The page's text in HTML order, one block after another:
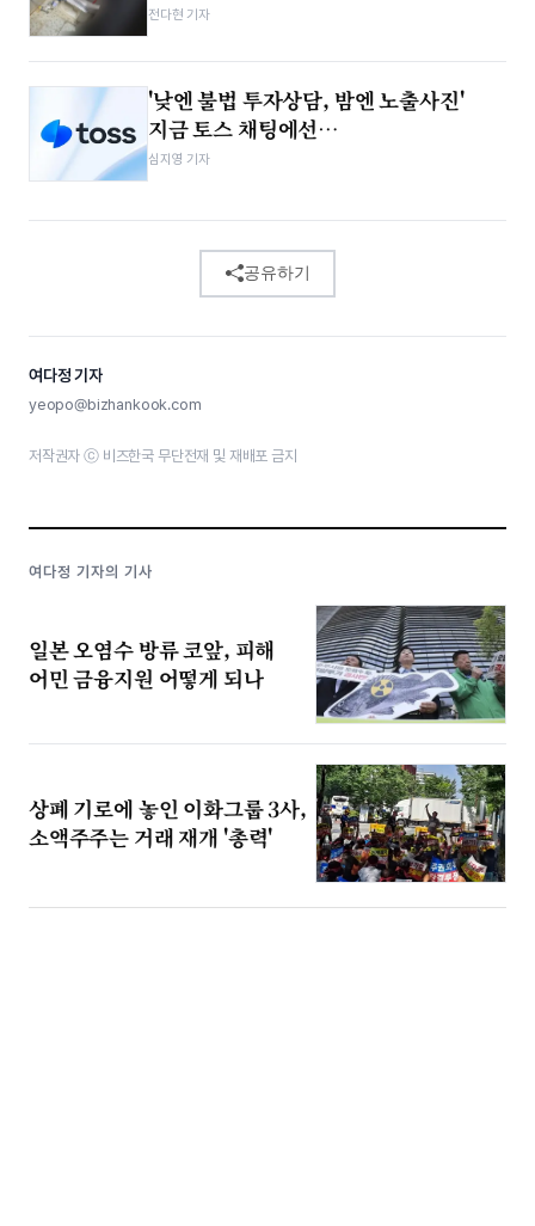
전다현 기자
'낮엔 불법 투자상담, 밤엔 노출사진'
지금 토스 채팅에선…
심지영 기자
공유하기
여다정 기자
yeopo@bizhankook.com
저작권자 ⓒ 비즈한국 무단전재 및 재배포 금지
여다정 기자의 기사
일본 오염수 방류 코앞, 피해
어민 금융지원 어떻게 되나
상폐 기로에 놓인 이화그룹 3사,
소액주주는 거래 재개 '총력'